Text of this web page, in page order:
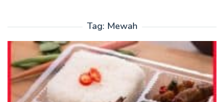
Tag: Mewah